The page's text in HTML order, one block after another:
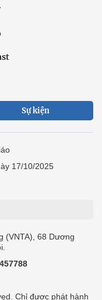
Sự kiện
17/10/2025
(VNTA), 68 Dương
Chỉ được phát hành